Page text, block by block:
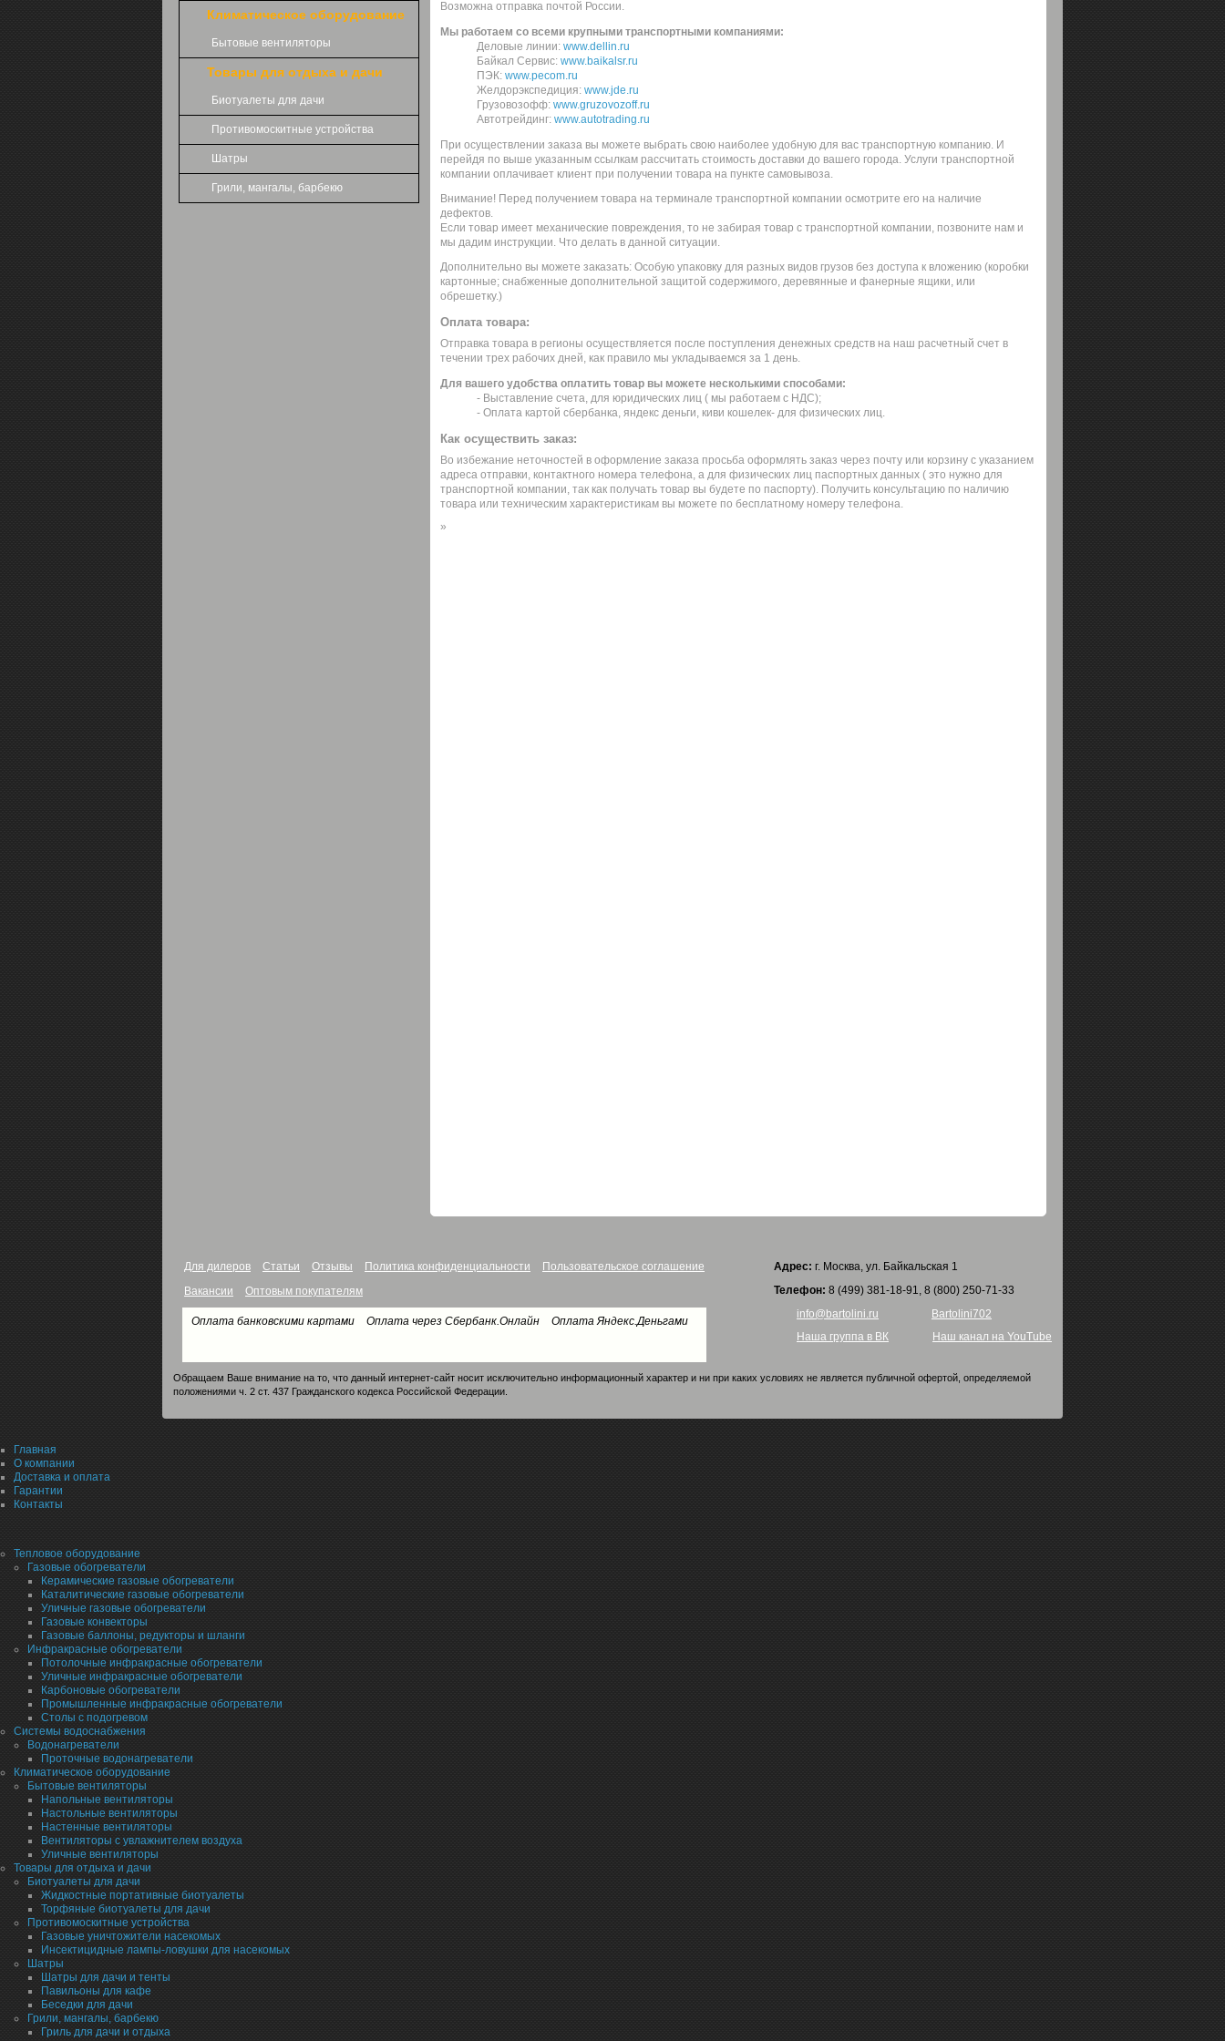
Климатическое оборудование
Бытовые вентиляторы
Товары для отдыха и дачи
Биотуалеты для дачи
Противомоскитные устройства
Шатры
Грили, мангалы, барбекю
Возможна отправка почтой России.
Мы работаем со всеми крупными транспортными компаниями:
Деловые линии: www.dellin.ru
Байкал Сервис: www.baikalsr.ru
ПЭК: www.pecom.ru
Желдорэкспедиция: www.jde.ru
Грузовозофф: www.gruzovozoff.ru
Автотрейдинг: www.autotrading.ru
При осуществлении заказа вы можете выбрать свою наиболее удобную для вас транспортную компанию. И
перейдя по выше указанным ссылкам рассчитать стоимость доставки до вашего города. Услуги транспортной
компании оплачивает клиент при получении товара на пункте самовывоза.
Внимание! Перед получением товара на терминале транспортной компании осмотрите его на наличие
дефектов.
Если товар имеет механические повреждения, то не забирая товар с транспортной компании, позвоните нам и
мы дадим инструкции. Что делать в данной ситуации.
Дополнительно вы можете заказать: Особую упаковку для разных видов грузов без доступа к вложению (коробки
картонные; снабженные дополнительной защитой содержимого, деревянные и фанерные ящики, или
обрешетку.)
Оплата товара:
Отправка товара в регионы осуществляется после поступления денежных средств на наш расчетный счет в
течении трех рабочих дней, как правило мы укладываемся за 1 день.
Для вашего удобства оплатить товар вы можете несколькими способами:
- Выставление счета, для юридических лиц ( мы работаем с НДС);
- Оплата картой сбербанка, яндекс деньги, киви кошелек- для физических лиц.
Как осуществить заказ:
Во избежание неточностей в оформление заказа просьба оформлять заказ через почту или корзину с указанием
адреса отправки, контактного номера телефона, а для физических лиц паспортных данных ( это нужно для
транспортной компании, так как получать товар вы будете по паспорту). Получить консультацию по наличию
товара или техническим характеристикам вы можете по бесплатному номеру телефона.
»
Для дилеров Статьи Отзывы Политика конфиденциальности
Пользовательское соглашение
Вакансии
Оптовым покупателям
Оплата банковскими картами Оплата через Сбербанк.Онлайн Оплата Яндекс.Деньгами
Адрес: г. Москва, ул. Байкальская 1
Телефон: 8 (499) 381-18-91, 8 (800) 250-71-33
info@bartolini.ru
Bartolini702
Наша группа в ВК
Наш канал на YouTube
Обращаем Ваше внимание на то, что данный интернет-сайт носит исключительно информационный характер и ни при каких условиях не является публичной офертой, определяемой
положениями ч. 2 ст. 437 Гражданского кодекса Российской Федерации.
Главная
О компании
Доставка и оплата
Гарантии
Контакты
Тепловое оборудование
Газовые обогреватели
Керамические газовые обогреватели
Каталитические газовые обогреватели
Уличные газовые обогреватели
Газовые конвекторы
Газовые баллоны, редукторы и шланги
Инфракрасные обогреватели
Потолочные инфракрасные обогреватели
Уличные инфракрасные обогреватели
Карбоновые обогреватели
Промышленные инфракрасные обогреватели
Столы с подогревом
Системы водоснабжения
Водонагреватели
Проточные водонагреватели
Климатическое оборудование
Бытовые вентиляторы
Напольные вентиляторы
Настольные вентиляторы
Настенные вентиляторы
Вентиляторы с увлажнителем воздуха
Уличные вентиляторы
Товары для отдыха и дачи
Биотуалеты для дачи
Жидкостные портативные биотуалеты
Торфяные биотуалеты для дачи
Противомоскитные устройства
Газовые уничтожители насекомых
Инсектицидные лампы-ловушки для насекомых
Шатры
Шатры для дачи и тенты
Павильоны для кафе
Беседки для дачи
Грили, мангалы, барбекю
Гриль для дачи и отдыха